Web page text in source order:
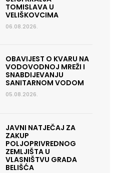
TOMISLAVA U
VELIŠKOVCIMA
06.08.2026.
OBAVIJEST O KVARU NA
VODOVODNOJ MREŽI I
SNABDIJEVANJU
SANITARNOM VODOM
05.08.2026.
JAVNI NATJEČAJ ZA
ZAKUP
POLJOPRIVREDNOG
ZEMLJIŠTA U
VLASNIŠTVU GRADA
BELIŠĆA